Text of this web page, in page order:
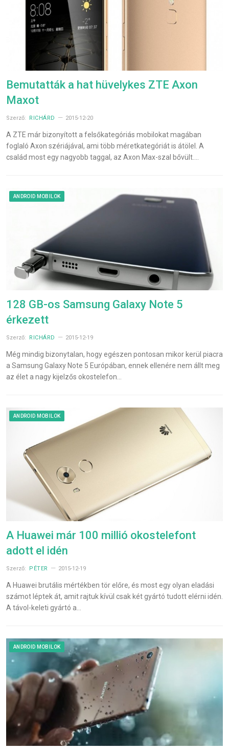
Bemutatták a hat hüvelykes ZTE Axon
Maxot
Szerző: RICHÁRD 2015-12-20
A ZTE már bizonyított a felsőkategóriás mobilokat magában
foglaló Axon szériájával, ami több méretkategóriát is átölel. A
család most egy nagyobb taggal, az Axon Max-szal bővült.…
ANDROID MOBILOK
128 GB-os Samsung Galaxy Note 5
érkezett
Szerző: RICHÁRD 2015-12-19
Még mindig bizonytalan, hogy egészen pontosan mikor kerül piacra
a Samsung Galaxy Note 5 Európában, ennek ellenére nem állt meg
az élet a nagy kijelzős okostelefon…
ANDROID MOBILOK
A Huawei már 100 millió okostelefont
adott el idén
Szerző: PÉTER 2015-12-19
A Huawei brutális mértékben tör előre, és most egy olyan eladási
számot léptek át, amit rajtuk kívül csak két gyártó tudott elérni idén.
A távol-keleti gyártó a…
ANDROID MOBILOK